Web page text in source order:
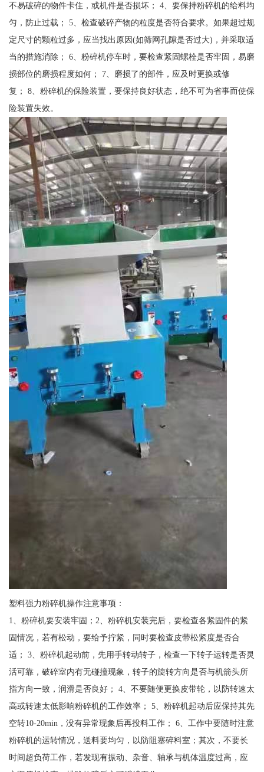
不易破碎的物件卡住，或机件是否损坏； 4、要保持粉碎机的给料均
匀，防止过载； 5、检查破碎产物的粒度是否符合要求。如果超过规
定尺寸的颗粒过多，应当找出原因(如筛网孔隙是否过大)，并采取适
当的措施消除； 6、粉碎机停车时，要检查紧固螺栓是否牢固，易磨
损部位的磨损程度如何； 7、磨损了的部件，应及时更换或修
复； 8、粉碎机的保险装置，要保持良好状态，绝不可为省事而使保
险装置失效。
塑料强力粉碎机操作注意事项：
1、粉碎机要安装牢固；2、粉碎机安装完后，要检查各紧固件的紧
固情况，若有松动，要给予拧紧，同时要检查皮带松紧度是否合
适； 3、粉碎机起动前，先用手转动转子，检查一下转子运转是否灵
活可靠，破碎室内有无碰撞现象，转子的旋转方向是否与机箭头所
指方向一致，润滑是否良好； 4、不要随便更换皮带轮，以防转速太
高或转速太低影响粉碎机的工作效率； 5、粉碎机起动后应保持其先
空转10-20min，没有异常现象后再投料工作； 6、工作中要随时注意
粉碎机的运转情况，送料要均匀，以防阻塞碎料室；其次，不要长
时间超负荷工作，若发现有振动、杂音、轴承与机体温度过高，应